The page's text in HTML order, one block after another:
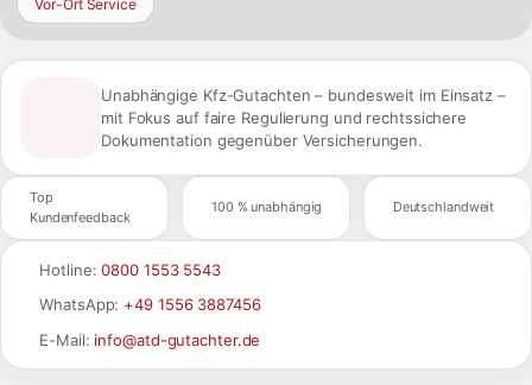
Vor-Ort Service
Unabhängige Kfz-Gutachten – bundesweit im Einsatz –
mit Fokus auf faire Regulierung und rechtssichere
Dokumentation gegenüber Versicherungen.
Top
Kundenfeedback
100 % unabhängig Deutschlandweit
Hotline:0800 1553 5543
WhatsApp: +49 1556 3887456
E-Mail: info@atd-gutachter.de